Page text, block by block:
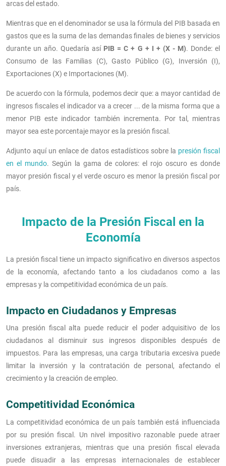
arcas del estado.
Mientras que en el denominador se usa la fórmula del PIB basada en
gastos que es la suma de las demandas finales de bienes y servicios
durante un año. Quedaría así PIB = C + G + I + (X - M). Donde: el
Consumo de las Familias (C), Gasto Público (G), Inversión (I),
Exportaciones (X) e Importaciones (M).
De acuerdo con la fórmula, podemos decir que: a mayor cantidad de
ingresos fiscales el indicador va a crecer ... de la misma forma que a
menor PIB este indicador también incrementa. Por tal, mientras
mayor sea este porcentaje mayor es la presión fiscal.
Adjunto aquí un enlace de datos estadísticos sobre la presión fiscal
en el mundo. Según la gama de colores: el rojo oscuro es donde
mayor presión fiscal y el verde oscuro es menor la presión fiscal por
país.
Impacto de la Presión Fiscal en la
Economía
La presión fiscal tiene un impacto significativo en diversos aspectos
de la economía, afectando tanto a los ciudadanos como a las
empresas y la competitividad económica de un país.
Impacto en Ciudadanos y Empresas
Una presión fiscal alta puede reducir el poder adquisitivo de los
ciudadanos al disminuir sus ingresos disponibles después de
impuestos. Para las empresas, una carga tributaria excesiva puede
limitar la inversión y la contratación de personal, afectando el
crecimiento y la creación de empleo.
Competitividad Económica
La competitividad económica de un país también está influenciada
por su presión fiscal. Un nivel impositivo razonable puede atraer
inversiones extranjeras, mientras que una presión fiscal elevada
puede disuadir a las empresas internacionales de establecer